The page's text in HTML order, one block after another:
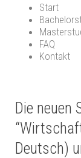
Start
FAQ
Kontakt
Die neuen
Deutsch)